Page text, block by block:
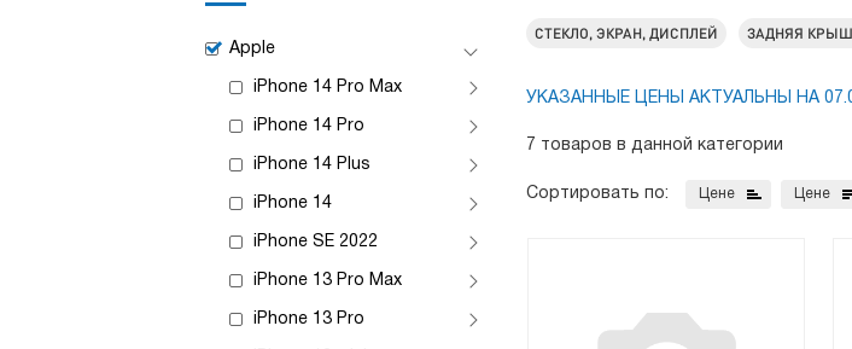
Apple
iPhone 14 Pro Max
iPhone 14 Pro
iPhone 14 Plus
iPhone 14
iPhone SE 2022
iPhone 13 Pro Max
iPhone 13 Pro
СТЕКЛО, ЭКРАН, ДИСПЛЕЙ ЗАДНЯЯ
УКАЗАННЫЕ ЦЕНЫ АКТУАЛЬНЫ НА
7 товаров в данной категории
Сортировать по: Цене Цене